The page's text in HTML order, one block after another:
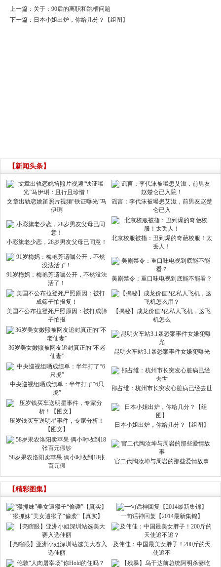
上一篇： 关于：90后的离职和跳槽问题
下一篇： 日本小姐出炉，你给几分？【组图】
【新闻头条】
文章出轨恋姚笛照片视频“铁证曝光”马
伊琍
谣言：李代沫被曝患艾滋，前男友赵楚
仑已入
小彩旗老少恋，28岁男友父母已同意！
北京校服被指：丑到爆的奇葩校服！太
丢人！
91岁梅妈：梅艳芳遗嘱公开，不然没法
活了！
美剧禁令：重口味电视到底能不能看？
美国不公布拉登死尸照原因：被打成筛
子怕报
【揭秘】成龙价值2亿私人飞机，这飞
机怎么
36岁美女嫩照被网友追封真正的“不老
仙妻”
昆明火车站3.1暴恐案事件女嫌犯曝光
中央巡视组晒成绩单：半年打了“6只
虎”
邵占维：杭州市长突发心脏病已经去世
压岁钱买车送明星事件，专家分析！
【图文】
日本小姐出炉，你给几分？【组图】
58岁果农洛阳卖苹果 俩小时收到18张
百元假
官二代陶汝坤与周岩的那些爱情故事
【精彩图集】
“猴抓妹”美女遭猴子“偷袭”【真实】 一句话神回复【2014最新集锦】
【亮瞎眼】亚洲小姐深圳站选美大赛入
选佳丽
及伟佳：中国最美女胖子！200斤的天
使追不